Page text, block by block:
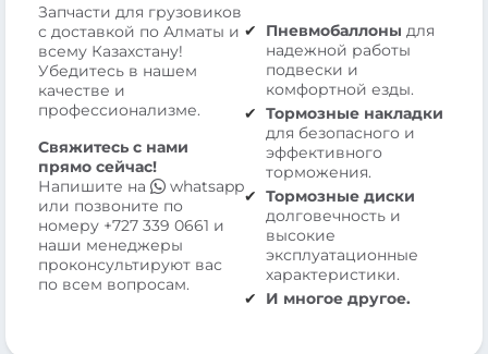
Запчасти для грузовиков
с доставкой по Алматы и
всему Казахстану!
Убедитесь в нашем
качестве и
профессионализме.
Свяжитесь с нами
прямо сейчас!
Напишите на
whatsapp
или позвоните по
номеру +727 339 0661 и
наши менеджеры
проконсультируют вас
по всем вопросам.
Пневмобаллоны для
надежной работы
подвески и
комфортной езды.
Тормозные накладки
для безопасного и
эффективного
торможения.
Тормозные диски
долговечность и
высокие
эксплуатационные
характеристики.
И многое другое.